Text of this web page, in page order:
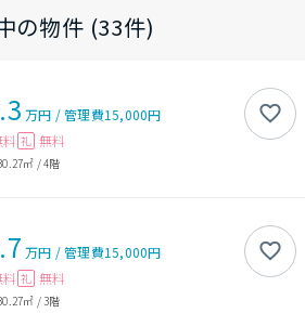
の物件 (33件)
万円 /管理費15,000円
礼 無料
㎡ /4階
万円 /管理費15,000円
礼 無料
㎡ /3階